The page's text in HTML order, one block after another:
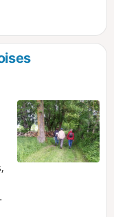
de trois
terroir classé